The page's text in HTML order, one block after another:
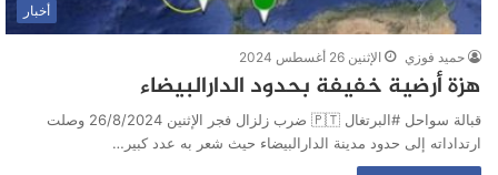
أخبار
حميد فوزي الإثنين 26 أغسطس 2024
هزة أرضية خفيفة بحدود الدارالبيضاء
قبالة سواحل #البرتغال 🇵🇹 ضرب زلزال فجر الإثنين 26/8/2024 وصلت
ارتداداته إلى حدود مدينة الدارالبيضاء حيث شعر به عدد كبير…